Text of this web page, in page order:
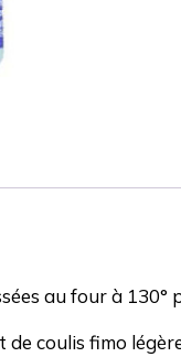
au four à
coulis fimo